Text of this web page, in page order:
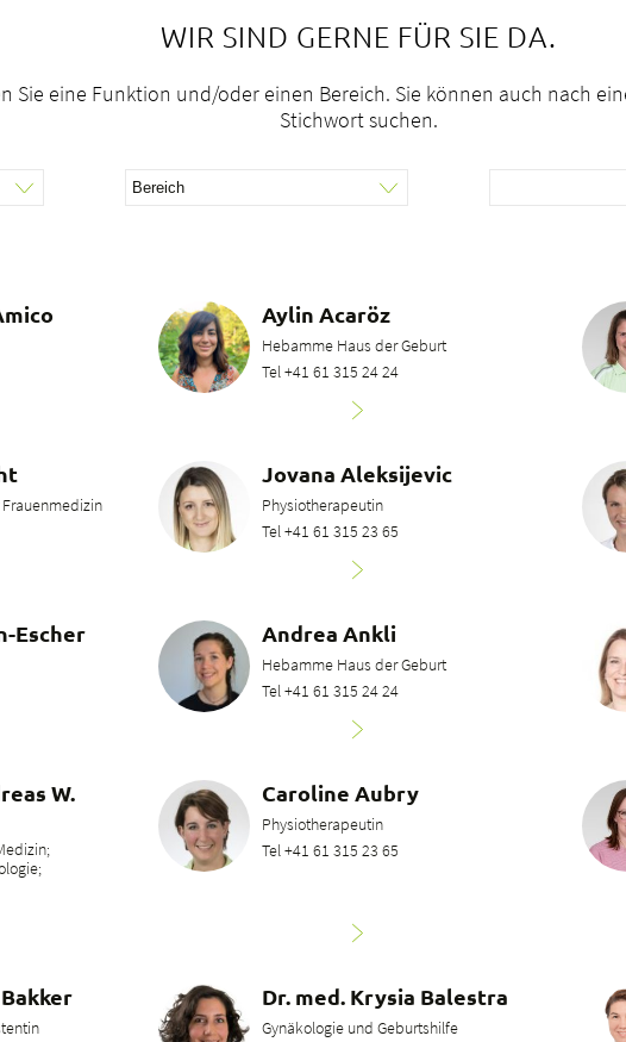
WIR SIND GERNE FÜR SIE DA.
Sie eine Funktion und/oder einen Bereich. Sie können auch nach
Stichwort suchen.
Aylin Acaröz
Hebamme Haus der Geburt
Tel +41 61 315 24 24
Jovana Aleksijevic
Physiotherapeutin
Tel +41 61 315 23 65
Escher Andrea Ankli
Hebamme Haus der Geburt
Tel +41 61 315 24 24
W.
Caroline Aubry
Physiotherapeutin
Tel +41 61 315 23 65
Dr. med. Krysia Balestra
Gynäkologie und Geburtshilfe